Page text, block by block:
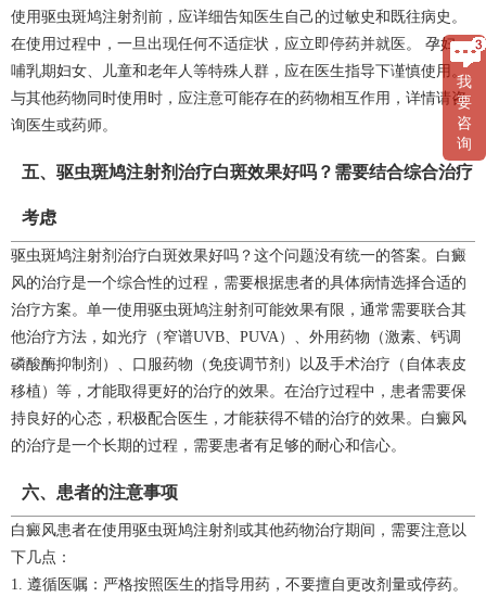
使用驱虫斑鸠注射剂前，应详细告知医生自己的过敏史和既往病史。
在使用过程中，一旦出现任何不适症状，应立即停药并就医。 孕妇、
哺乳期妇女、儿童和老年人等特殊人群，应在医生指导下谨慎使用。
与其他药物同时使用时，应注意可能存在的药物相互作用，详情请咨
询医生或药师。
五、驱虫斑鸠注射剂治疗白斑效果好吗？需要结合综合治疗
考虑
驱虫斑鸠注射剂治疗白斑效果好吗？这个问题没有统一的答案。白癜
风的治疗是一个综合性的过程，需要根据患者的具体病情选择合适的
治疗方案。单一使用驱虫斑鸠注射剂可能效果有限，通常需要联合其
他治疗方法，如光疗（窄谱UVB、PUVA）、外用药物（激素、钙调
磷酸酶抑制剂）、口服药物（免疫调节剂）以及手术治疗（自体表皮
移植）等，才能取得更好的治疗的效果。在治疗过程中，患者需要保
持良好的心态，积极配合医生，才能获得不错的治疗的效果。白癜风
的治疗是一个长期的过程，需要患者有足够的耐心和信心。
六、患者的注意事项
白癜风患者在使用驱虫斑鸠注射剂或其他药物治疗期间，需要注意以
下几点：
1. 遵循医嘱：严格按照医生的指导用药，不要擅自更改剂量或停药。
我
要
咨
询